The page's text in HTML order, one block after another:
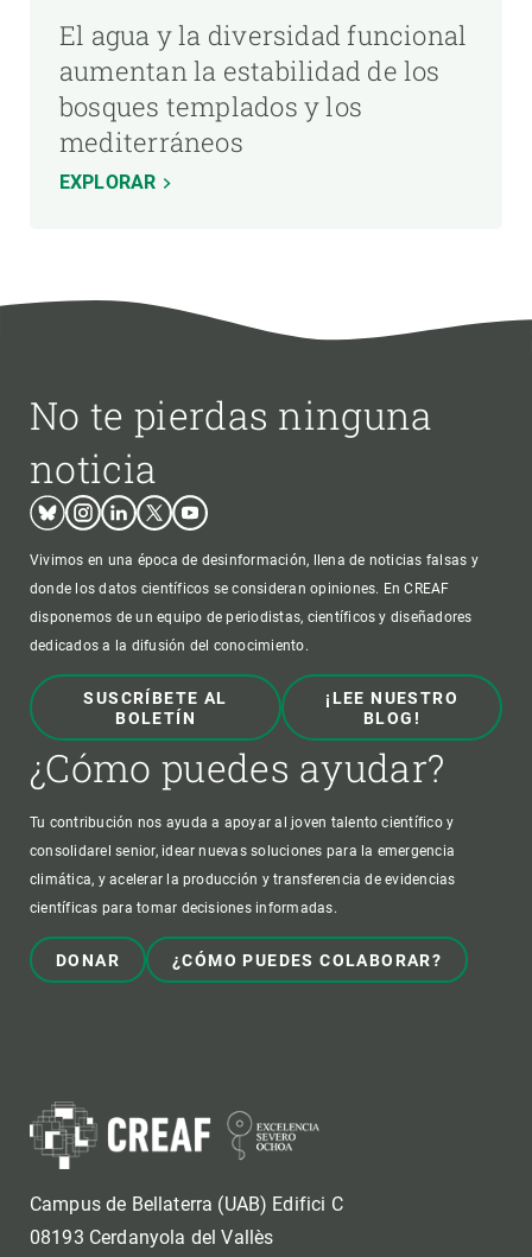
El agua y la diversidad funcional
aumentan la estabilidad de los
bosques templados y los
mediterráneos
EXPLORAR
No te pierdas ninguna
noticia
BlueskyInstagram
LinkedinTwitterYoutube
Vivimos en una época de desinformación, llena de noticias falsas y
donde los datos científicos se consideran opiniones. En CREAF
disponemos de un equipo de periodistas, científicos y diseñadores
dedicados a la difusión del conocimiento.
SUSCRÍBETE AL
BOLETÍN
¡LEE NUESTRO
BLOG!
¿Cómo puedes ayudar?
Tu contribución nos ayuda a apoyar al joven talento científico y
consolidarel senior, idear nuevas soluciones para la emergencia
climática, y acelerar la producción y transferencia de evidencias
científicas para tomar decisiones informadas.
DONAR ¿CÓMO PUEDES COLABORAR?
Campus de Bellaterra (UAB) Edifici C
08193 Cerdanyola del Vallès